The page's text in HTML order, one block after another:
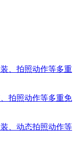
拍照动作等多重免